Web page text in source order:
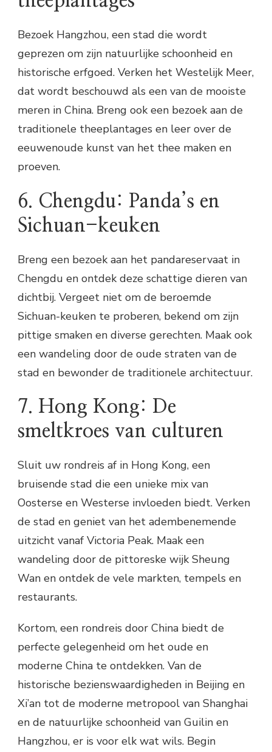
Bezoek Hangzhou, een stad die wordt
geprezen om zijn natuurlijke schoonheid en
historische erfgoed. Verken het Westelijk Meer,
dat wordt beschouwd als een van de mooiste
meren in China. Breng ook een bezoek aan de
traditionele theeplantages en leer over de
eeuwenoude kunst van het thee maken en
proeven.
6. Chengdu: Panda’s en
Sichuan-keuken
Breng een bezoek aan het pandareservaat in
Chengdu en ontdek deze schattige dieren van
dichtbij. Vergeet niet om de beroemde
Sichuan-keuken te proberen, bekend om zijn
pittige smaken en diverse gerechten. Maak ook
een wandeling door de oude straten van de
stad en bewonder de traditionele architectuur.
7. Hong Kong: De
smeltkroes van culturen
Sluit uw rondreis af in Hong Kong, een
bruisende stad die een unieke mix van
Oosterse en Westerse invloeden biedt. Verken
de stad en geniet van het adembenemende
uitzicht vanaf Victoria Peak. Maak een
wandeling door de pittoreske wijk Sheung
Wan en ontdek de vele markten, tempels en
restaurants.
Kortom, een rondreis door China biedt de
perfecte gelegenheid om het oude en
moderne China te ontdekken. Van de
historische bezienswaardigheden in Beijing en
Xi’an tot de moderne metropool van Shanghai
en de natuurlijke schoonheid van Guilin en
Hangzhou, er is voor elk wat wils. Begin